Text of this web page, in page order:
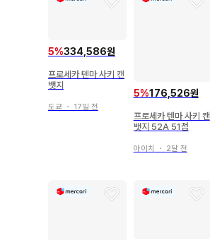
5%334,586원
프로세카 텐마 사키 캔
뱃지
도쿄 ・ 17일 전
5%176,526원
프로세카 텐마 사키 캔
뱃지 52A 51점
아이치 ・ 2달 전